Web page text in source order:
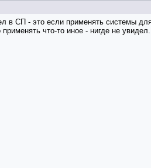
в СП - это если применять системы
что-то иное - нигде не увидел.